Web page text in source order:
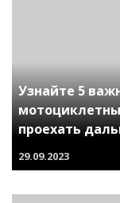
Узнайте 5
проехать
29.09.2023